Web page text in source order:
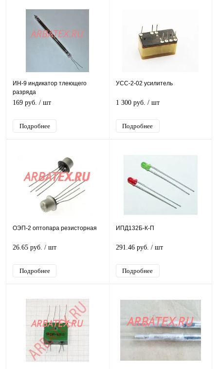
ИН-9 индикатор тлеющего
разряда
169 руб. / шт
Подробнее
УСС-2-02 усилитель
1 300 руб. / шт
Подробнее
ОЭП-2 оптопара резисторная
26.65 руб. / шт
Подробнее
ИПД132Б-К-П
291.46 руб. / шт
Подробнее